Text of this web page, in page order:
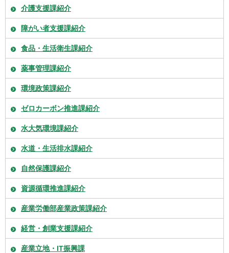
介護支援課紹介
障がい者支援課紹介
食品・生活衛生課紹介
薬事管理課紹介
環境政策課紹介
ゼロカーボン推進課紹介
水大気環境課紹介
水道・生活排水課紹介
自然保護課紹介
資源循環推進課紹介
産業労働部産業政策課紹介
経営・創業支援課紹介
産業立地・IT振興課